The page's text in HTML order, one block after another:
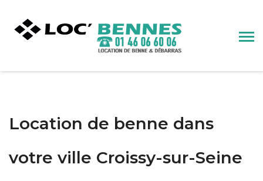
Location de benne dans
votre ville Croissy-sur-Seine